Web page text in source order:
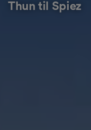
Thun til Spiez